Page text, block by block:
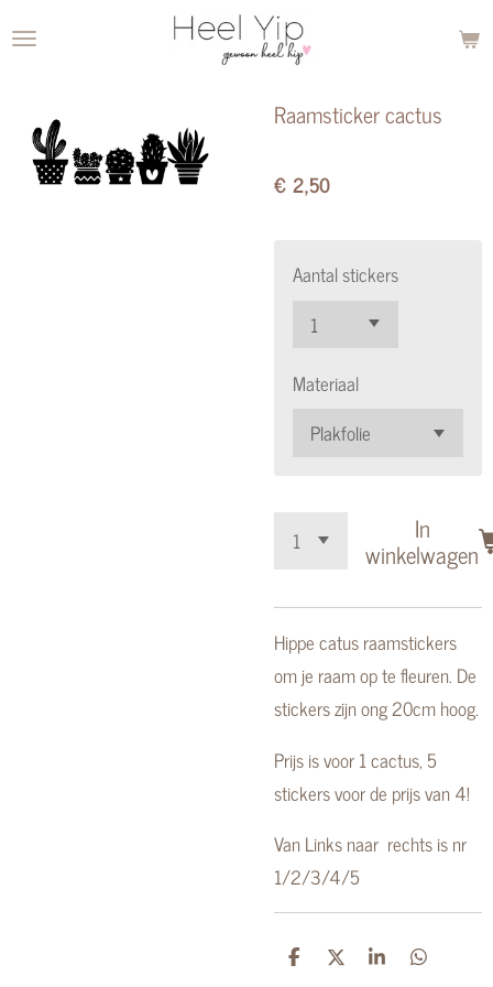
Ga
hoofdinhoud
Raamsticker cactus
€ 2,50
Aantal stickers
Materiaal
In
winkelwagen
Hippe catus raamstickers
om je raam op te fleuren. De
stickers zijn ong 20cm hoog.
Prijs is voor 1 cactus, 5
stickers voor de prijs van 4!
Van Links naar rechts is nr
1/2/3/4/5
D D S D